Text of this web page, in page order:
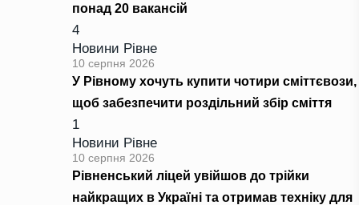
понад 20 вакансій
4
Новини Рівне
10 серпня 2026
У Рівному хочуть купити чотири сміттєвози,
щоб забезпечити роздільний збір сміття
1
Новини Рівне
10 серпня 2026
Рівненський ліцей увійшов до трійки
найкращих в Україні та отримав техніку для